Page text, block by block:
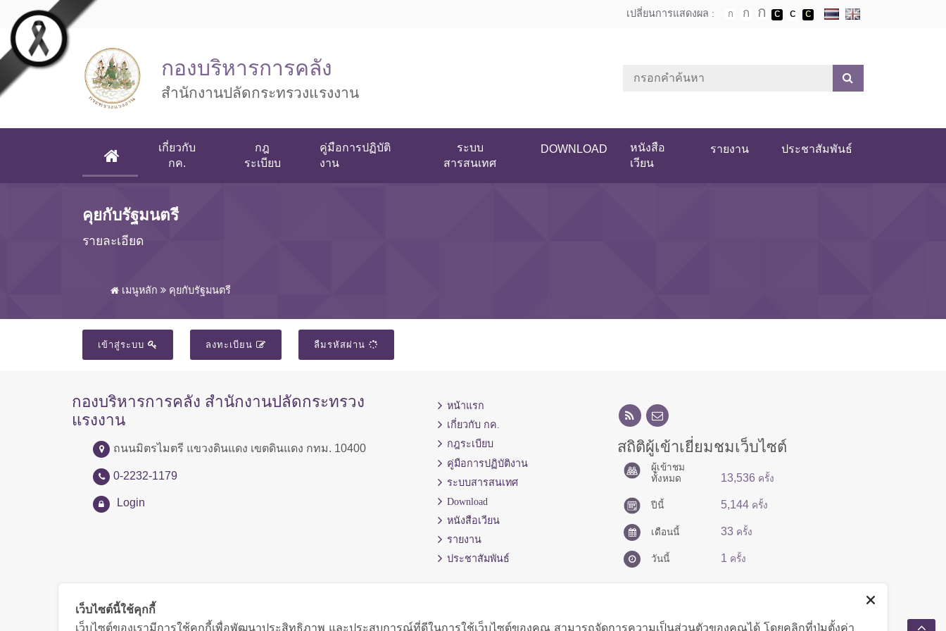
Skip to main content
เปลี่ยนการแสดงผล :
กองบริหารการคลัง
สำนักงานปลัดกระทรวงแรงงาน
(CURRENT)
เกี่ยวกับ
กค.
กฎ
ระเบียบ
คู่มือการปฏิบัติ
งาน
ระบบ
สารสนเทศ
DOWNLOAD
หนังสือ
เวียน
รายงาน ประชาสัมพันธ์
คุยกับรัฐมนตรี
รายละเอียด
เมนูหลัก คุยกับรัฐมนตรี
เข้าสู่ระบบ ลงทะเบียน ลืมรหัสผ่าน
กองบริหารการคลัง สำนักงานปลัดกระทรวง
แรงงาน
ถนนมิตรไมตรี แขวงดินแดง เขตดินแดง กทม. 10400
0-2232-1179
Login
หน้าแรก
เกี่ยวกับ กค.
กฎระเบียบ
คู่มือการปฏิบัติงาน
ระบบสารสนเทศ
Download
หนังสือเวียน
รายงาน
ประชาสัมพันธ์
สถิติผู้เข้าเยี่ยมชมเว็บไซต์
ผู้เข้าชม
ทั้งหมด
13,536 ครั้ง
ปีนี้ 5,144 ครั้ง
เดือนนี้ 33 ครั้ง
วันนี้ 1 ครั้ง
เว็บไซต์นี้ใช้คุกกี้
เว็บไซต์ของเรามีการใช้คุกกี้เพื่อพัฒนาประสิทธิภาพ และประสบการณ์ที่ดีในการใช้เว็บไซต์ของคุณ สามารถจัดการความเป็นส่วนตัวของคุณได้ โดยคลิกที่ปุ่มตั้งค่า